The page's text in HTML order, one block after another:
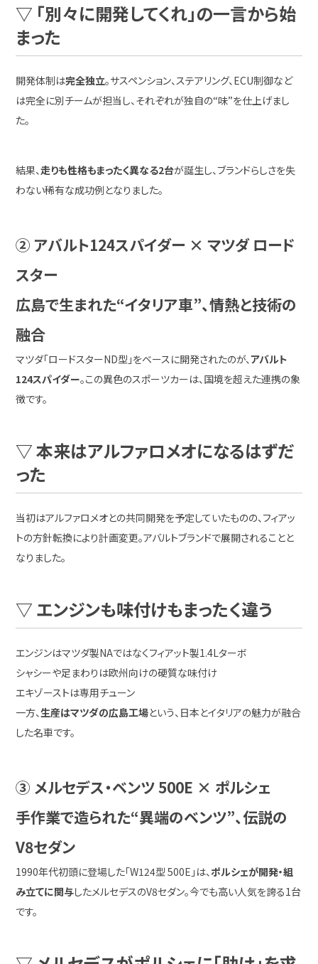
▽ 「別々に開発してくれ」の一言から始
まった
開発体制は完全独立。サスペンション、ステアリング、ECU制御など
は完全に別チームが担当し、それぞれが独自の“味”を仕上げまし
た。
結果、走りも性格もまったく異なる2台が誕生し、ブランドらしさを失
わない稀有な成功例となりました。
② アバルト124スパイダー × マツダ ロード
スター
広島で生まれた“イタリア車”、情熱と技術の
融合
マツダ「ロードスターND型」をベースに開発されたのが、アバルト
124スパイダー。この異色のスポーツカーは、国境を超えた連携の象
徴です。
▽ 本来はアルファロメオになるはずだ
った
当初はアルファロメオとの共同開発を予定していたものの、フィアッ
トの方針転換により計画変更。アバルトブランドで展開されることと
なりました。
▽ エンジンも味付けもまったく違う
エンジンはマツダ製NAではなくフィアット製1.4Lターボ
シャシーや足まわりは欧州向けの硬質な味付け
エキゾーストは専用チューン
一方、生産はマツダの広島工場という、日本とイタリアの魅力が融合
した名車です。
③ メルセデス・ベンツ 500E × ポルシェ
手作業で造られた“異端のベンツ”、伝説の
V8セダン
1990年代初頭に登場した「W124型 500E」は、ポルシェが開発・組
み立てに関与したメルセデスのV8セダン。今でも高い人気を誇る1台
です。